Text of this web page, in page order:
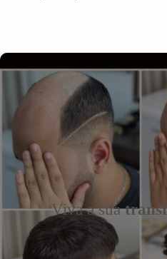
Viva a sua